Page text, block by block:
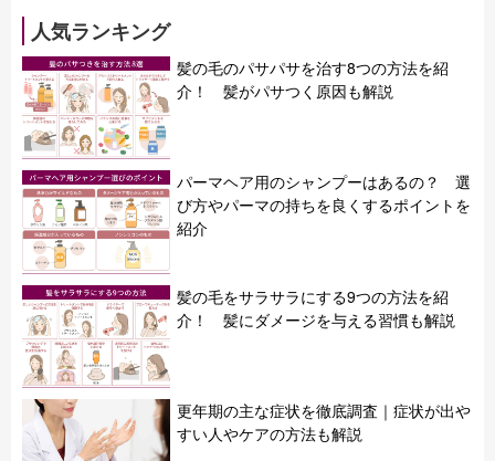
人気ランキング
髪の毛のパサパサを治す8つの方法を紹
介！ 髪がパサつく原因も解説
パーマヘア用のシャンプーはあるの？ 選
び方やパーマの持ちを良くするポイントを
紹介
髪の毛をサラサラにする9つの方法を紹
介！ 髪にダメージを与える習慣も解説
更年期の主な症状を徹底調査｜症状が出や
すい人やケアの方法も解説